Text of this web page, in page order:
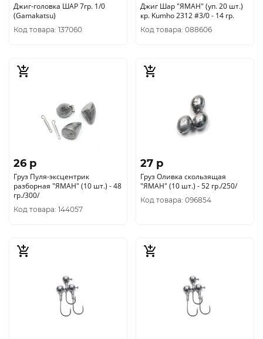
Джиг-головка ШАР 7гр. 1/0
(Gamakatsu)
Код товара: 137060
Джиг Шар "ЯМАН" (уп. 20 шт.)
кр. Kumho 2312 #3/0 - 14 гр.
Код товара: 088606
26 p
Груз Пуля-эксцентрик
разборная "ЯМАН" (10 шт.) - 48
гр./300/
Код товара: 144057
27 p
Груз Оливка скользящая
"ЯМАН" (10 шт.) - 52 гр./250/
Код товара: 096854